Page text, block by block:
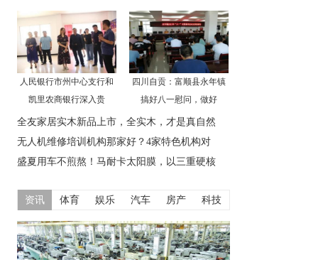
人民银行市州中心支行和
凯里农商银行深入贵
四川自贡：富顺县永年镇
搞好八一慰问，做好
全友家居实木新品上市，全实木，才是真自然
无人机维修培训机构那家好？4家特色机构对
盛夏用车不煎熬！马耐卡太阳膜，以三重硬核
资讯 体育 娱乐 汽车 房产 科技